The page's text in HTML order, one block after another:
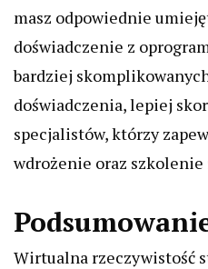
masz odpowiednie
doświadczenie z
bardziej
doświadczenia, lepiej
specjalistów, którzy
wdrożenie oraz szkolenie
Wirtualna rzeczywistość